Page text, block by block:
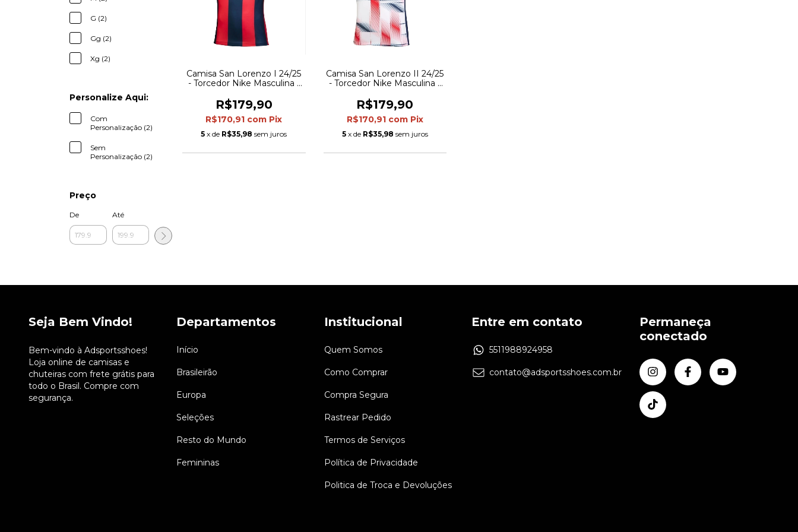
G (2)
Gg (2)
Xg (2)
Personalize Aqui:
Com
Personalização (2)
Sem
Personalização (2)
Preço
De Até
Camisa San Lorenzo I 24/25
- Torcedor Nike Masculina -
vermelho
R$179,90
R$170,91 com Pix
5 x de R$35,98 sem juros
Camisa San Lorenzo II 24/25
- Torcedor Nike Masculina -
azul e vermelho
R$179,90
R$170,91 com Pix
5 x de R$35,98 sem juros
Seja Bem Vindo!
Bem-vindo à Adsportsshoes!
Loja online de camisas e
chuteiras com frete grátis para
todo o Brasil. Compre com
segurança.
Departamentos
Início
Brasileirão
Europa
Seleções
Resto do Mundo
Femininas
Institucional
Quem Somos
Como Comprar
Compra Segura
Rastrear Pedido
Termos de Serviços
Política de Privacidade
Politica de Troca e Devoluções
Entre em contato
5511988924958
contato@adsportsshoes.com.br
Permaneça
conectado